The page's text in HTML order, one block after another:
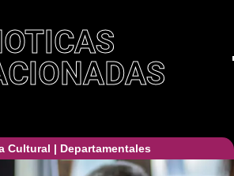
Cultural | Departamentales